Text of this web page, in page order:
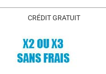
CRÉDIT GRATUIT